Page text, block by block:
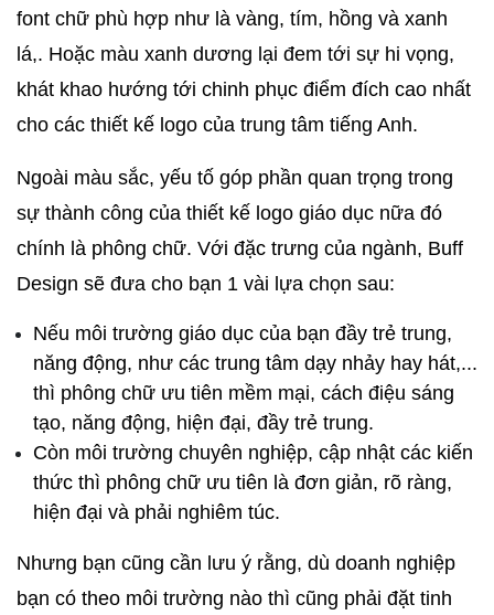
font chữ phù hợp như là vàng, tím, hồng và xanh
lá,. Hoặc màu xanh dương lại đem tới sự hi vọng,
khát khao hướng tới chinh phục điểm đích cao nhất
cho các thiết kế logo của trung tâm tiếng Anh.
Ngoài màu sắc, yếu tố góp phần quan trọng trong
sự thành công của thiết kế logo giáo dục nữa đó
chính là phông chữ. Với đặc trưng của ngành, Buff
Design sẽ đưa cho bạn 1 vài lựa chọn sau:
Nếu môi trường giáo dục của bạn đầy trẻ trung,
năng động, như các trung tâm dạy nhảy hay hát,...
thì phông chữ ưu tiên mềm mại, cách điệu sáng
tạo, năng động, hiện đại, đầy trẻ trung.
Còn môi trường chuyên nghiệp, cập nhật các kiến
thức thì phông chữ ưu tiên là đơn giản, rõ ràng,
hiện đại và phải nghiêm túc.
Nhưng bạn cũng cần lưu ý rằng, dù doanh nghiệp
bạn có theo môi trường nào thì cũng phải đặt tinh